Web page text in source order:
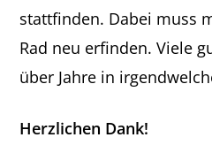
stattfinden. Dabei muss
Rad neu erfinden. Viele
über Jahre in
Herzlichen Dank!